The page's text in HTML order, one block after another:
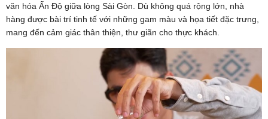
văn hóa Ấn Độ giữa lòng Sài Gòn. Dù không quá rộng lớn, nhà
hàng được bài trí tinh tế với những gam màu và họa tiết đặc trưng,
mang đến cảm giác thân thiện, thư giãn cho thực khách.